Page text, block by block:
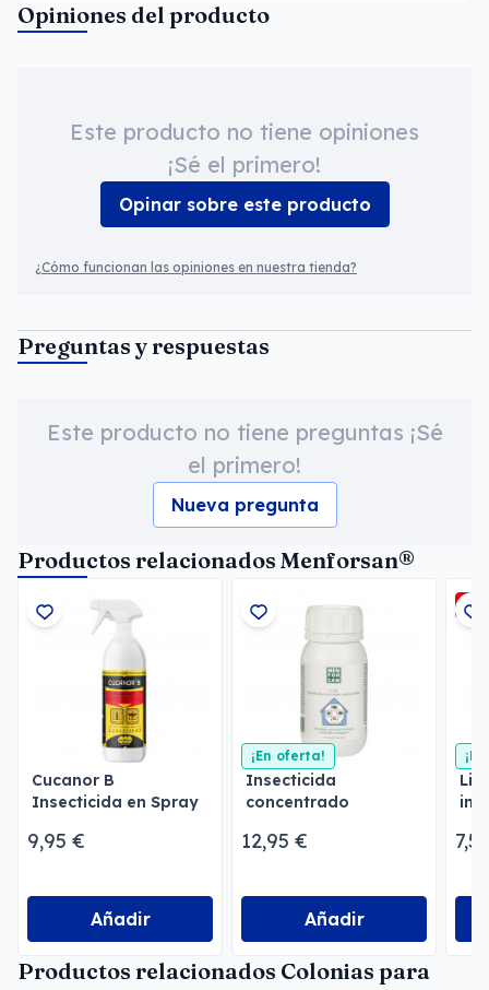
Opiniones del producto
Este producto no tiene opiniones
¡Sé el primero!
Opinar sobre este producto
¿Cómo funcionan las opiniones en nuestra tienda?
Preguntas y respuestas
Este producto no tiene preguntas ¡Sé
el primero!
Nueva pregunta
Productos relacionados Menforsan®
Cucanor B
Insecticida en Spray
9,95 €
Añadir
¡En oferta!
Insecticida
concentrado
Menforsan
12,95 €
Añadir
-
Productos relacionados Colonias para